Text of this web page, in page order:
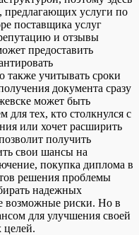
услуги по
поставщика услуг
и отзывы
предоставить
также учитывать сроки
документа сразу
может быть
тех, кто столкнулся с
или хочет расширить
получить
свои шансы на
покупка диплома в
решения проблемы
надежных
возможные риски. Но в
для улучшения своей
целей.